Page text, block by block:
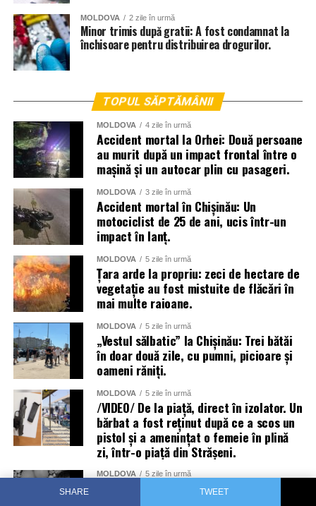
SHARE TWEET
MOLDOVA 2 zile în urmă
Minor trimis după gratii: A fost condamnat la
închisoare pentru distribuirea drogurilor.
TOPUL SĂPTĂMÂNII
MOLDOVA 4 zile în urmă
Accident mortal la Orhei: Două persoane
au murit după un impact frontal între o
mașină și un autocar plin cu pasageri.
MOLDOVA 3 zile în urmă
Accident mortal în Chișinău: Un
motociclist de 25 de ani, ucis într-un
impact în lanț.
MOLDOVA 5 zile în urmă
Țara arde la propriu: zeci de hectare de
vegetație au fost mistuite de flăcări în
mai multe raioane.
MOLDOVA 5 zile în urmă
„Vestul sălbatic” la Chișinău: Trei bătăi
în doar două zile, cu pumni, picioare și
oameni răniți.
MOLDOVA 5 zile în urmă
/VIDEO/ De la piață, direct în izolator. Un
bărbat a fost reținut după ce a scos un
pistol și a amenințat o femeie în plină
zi, într-o piață din Strășeni.
MOLDOVA 5 zile în urmă
/VIDEO/ A murit salvând doi copii: Un